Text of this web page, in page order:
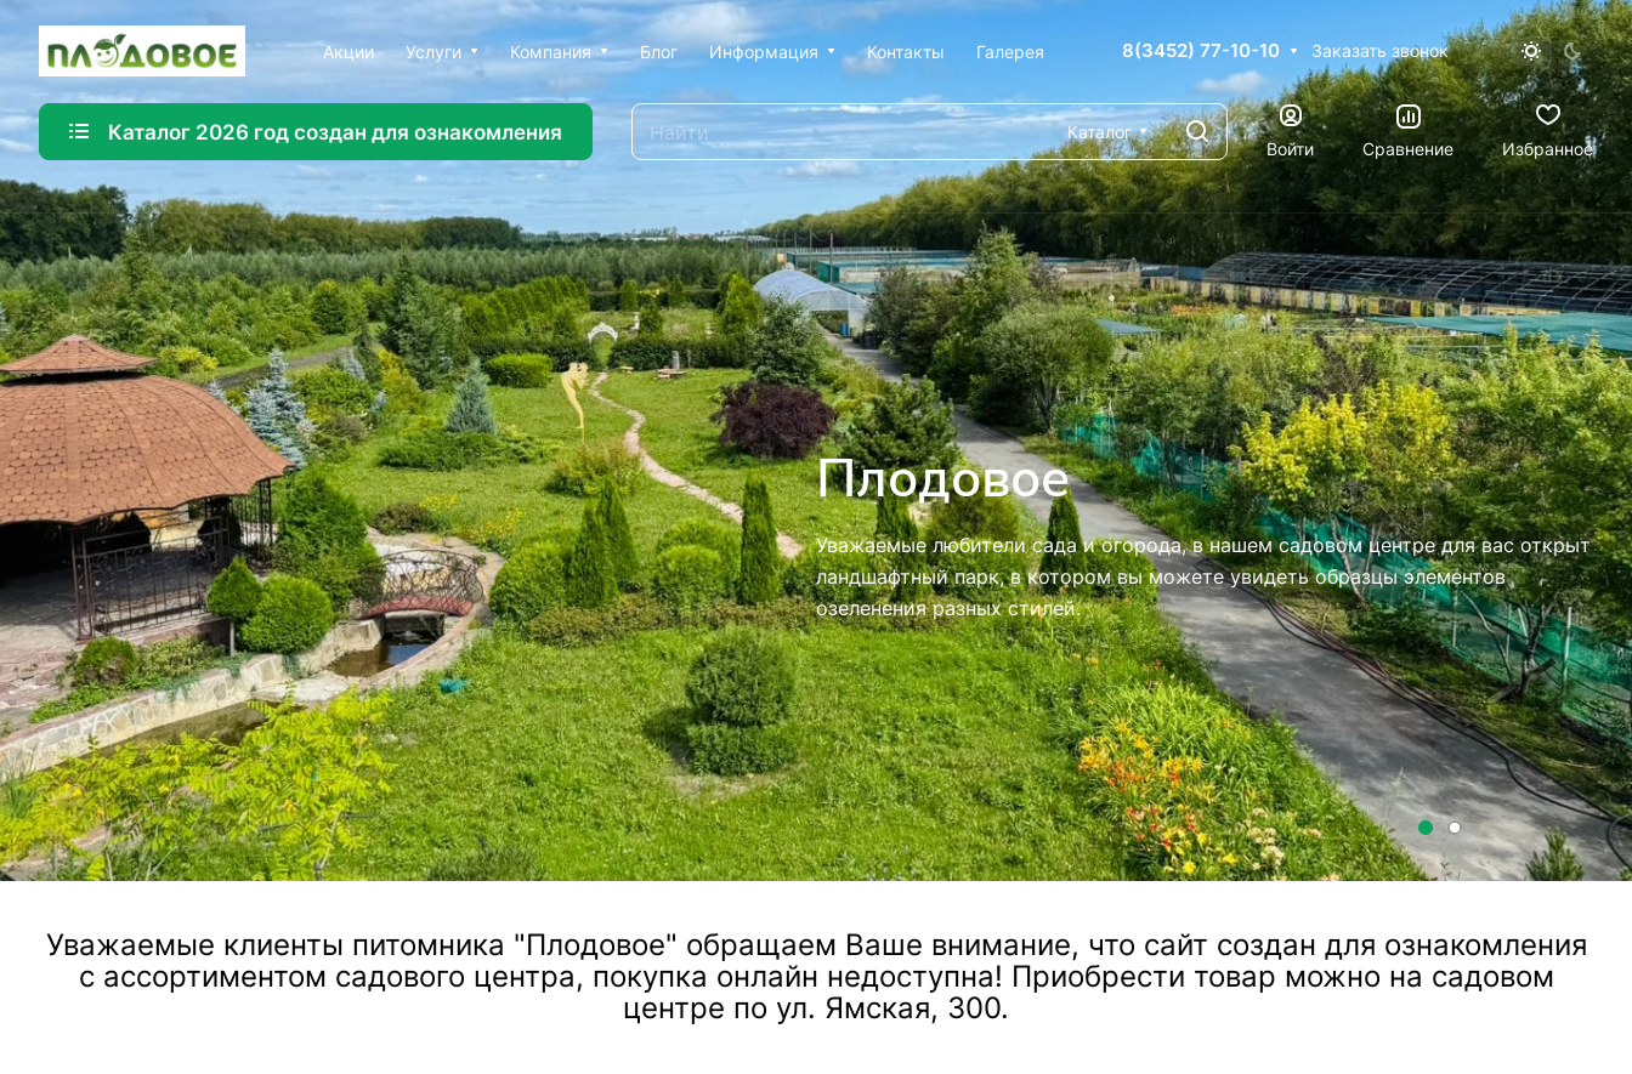
Акции Услуги Компания Блог Информация Контакты Галерея 8(3452) 77-10-10 Заказать звонок
Каталог 2026 год создан для ознакомления
Каталог
Войти
Сравнение Избранное
Озеленение
Создайте красивую и экологичную среду с помощью профессионального
ландшафтного дизайна, посадки и ухода за растениями.
Посмотреть услугу
Уважаемые клиенты питомника "Плодовое" обращаем Ваше внимание, что сайт создан для ознакомления
с ассортиментом садового центра, покупка онлайн недоступна! Приобрести товар можно на садовом
центре по ул. Ямская, 300.